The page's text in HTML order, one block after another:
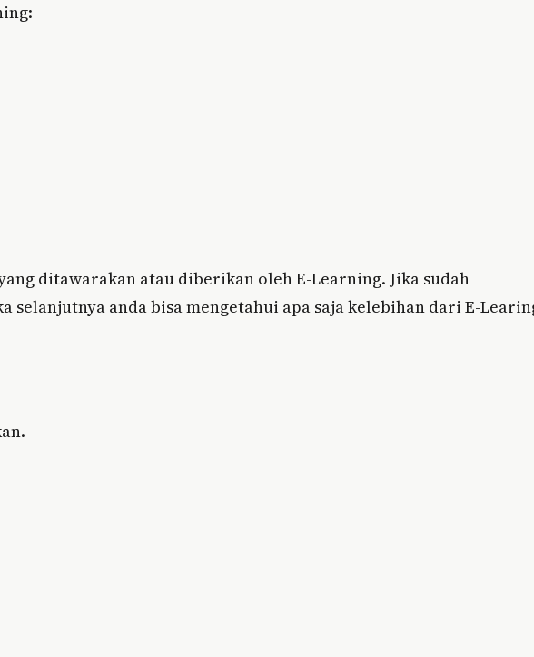
ditawarakan atau diberikan oleh E-Learning. Jika sudah
selanjutnya anda bisa mengetahui apa saja kelebihan dari E-